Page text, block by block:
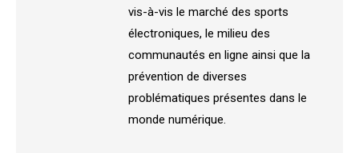
vis-à-vis le marché des sports
électroniques, le milieu des
communautés en ligne ainsi que la
prévention de diverses
problématiques présentes dans le
monde numérique.